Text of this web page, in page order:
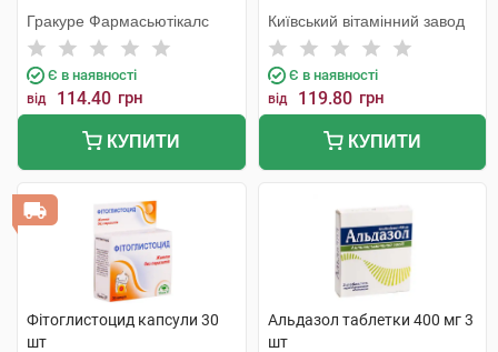
Гракуре Фармасьютікалс
Є в наявності
від 114.40 грн
КУПИТИ
Київський вітамінний завод
Є в наявності
від 119.80 грн
КУПИТИ
Фітоглистоцид капсули 30
шт
Альдазол таблетки 400 мг 3
шт